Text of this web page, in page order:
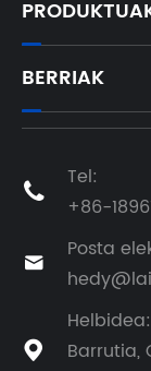
BERRIAK

Tel:
+86-

Posta

Barrutia,